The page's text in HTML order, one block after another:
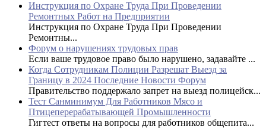
Инструкция по Охране Труда При Проведении
Ремонтных Работ на Предприятии
Инструкция по Охране Труда При Проведении
Ремонтны...
Форум о нарушениях трудовых прав
Если ваше трудовое право было нарушено, задавайте ...
Когда Сотрудникам Полиции Разрешат Выезд за
Границу в 2024 Последние Новости Форум
Правительство поддержало запрет на выезд полицейск...
Тест Санминимум Для Работников Мясо и
Птицеперерабатывающей Промышленности
Гигтест ответы на вопросы для работников общепита...